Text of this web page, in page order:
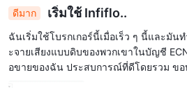
ดีมาก เริ่มใช้ Infiflo..
ฉันเริ่มใช้โบรกเกอร์นี้เมื่อเร็ว ๆ นี้และมัน
ะจายเสียงแบบดิบของพวกเขาในบัญชี
อขายของฉัน ประสบการณ์ที่ดีโดยรวม ข